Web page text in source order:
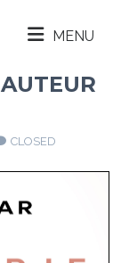
MENU
CLOSED